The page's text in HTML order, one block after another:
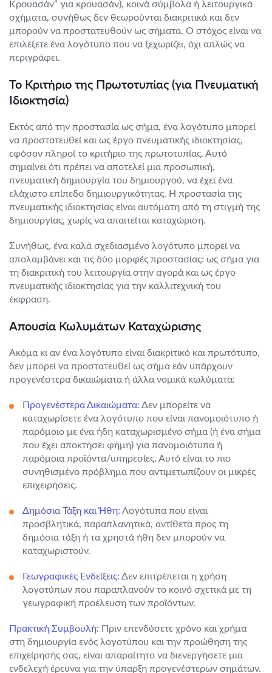
Κρουασάν” για κρουασάν), κοινά σύμβολα ή λειτουργικά
σχήματα, συνήθως δεν θεωρούνται διακριτικά και δεν
μπορούν να προστατευθούν ως σήματα. Ο στόχος είναι να
επιλέξετε ένα λογότυπο που να ξεχωρίζει, όχι απλώς να
περιγράφει.
Το Κριτήριο της Πρωτοτυπίας (για Πνευματική
Ιδιοκτησία)
Εκτός από την προστασία ως σήμα, ένα λογότυπο μπορεί
να προστατευθεί και ως έργο πνευματικής ιδιοκτησίας,
εφόσον πληροί το κριτήριο της πρωτοτυπίας. Αυτό
σημαίνει ότι πρέπει να αποτελεί μια προσωπική,
πνευματική δημιουργία του δημιουργού, να έχει ένα
ελάχιστο επίπεδο δημιουργικότητας. Η προστασία της
πνευματικής ιδιοκτησίας είναι αυτόματη από τη στιγμή της
δημιουργίας, χωρίς να απαιτείται καταχώριση.
Συνήθως, ένα καλά σχεδιασμένο λογότυπο μπορεί να
απολαμβάνει και τις δύο μορφές προστασίας: ως σήμα για
τη διακριτική του λειτουργία στην αγορά και ως έργο
πνευματικής ιδιοκτησίας για την καλλιτεχνική του
έκφραση.
Απουσία Κωλυμάτων Καταχώρισης
Ακόμα κι αν ένα λογότυπο είναι διακριτικό και πρωτότυπο,
δεν μπορεί να προστατευθεί ως σήμα εάν υπάρχουν
προγενέστερα δικαιώματα ή άλλα νομικά κωλύματα:
Προγενέστερα Δικαιώματα: Δεν μπορείτε να
καταχωρίσετε ένα λογότυπο που είναι πανομοιότυπο ή
παρόμοιο με ένα ήδη καταχωρισμένο σήμα (ή ένα σήμα
που έχει αποκτήσει φήμη) για πανομοιότυπα ή
παρόμοια προϊόντα/υπηρεσίες. Αυτό είναι το πιο
συνηθισμένο πρόβλημα που αντιμετωπίζουν οι μικρές
επιχειρήσεις.
Δημόσια Τάξη και Ήθη: Λογότυπα που είναι
προσβλητικά, παραπλανητικά, αντίθετα προς τη
δημόσια τάξη ή τα χρηστά ήθη δεν μπορούν να
καταχωριστούν.
Γεωγραφικές Ενδείξεις: Δεν επιτρέπεται η χρήση
λογοτύπων που παραπλανούν το κοινό σχετικά με τη
γεωγραφική προέλευση των προϊόντων.
Πρακτική Συμβουλή: Πριν επενδύσετε χρόνο και χρήμα
στη δημιουργία ενός λογοτύπου και την προώθηση της
επιχείρησής σας, είναι απαραίτητο να διενεργήσετε μια
ενδελεχή έρευνα για την ύπαρξη προγενέστερων σημάτων.